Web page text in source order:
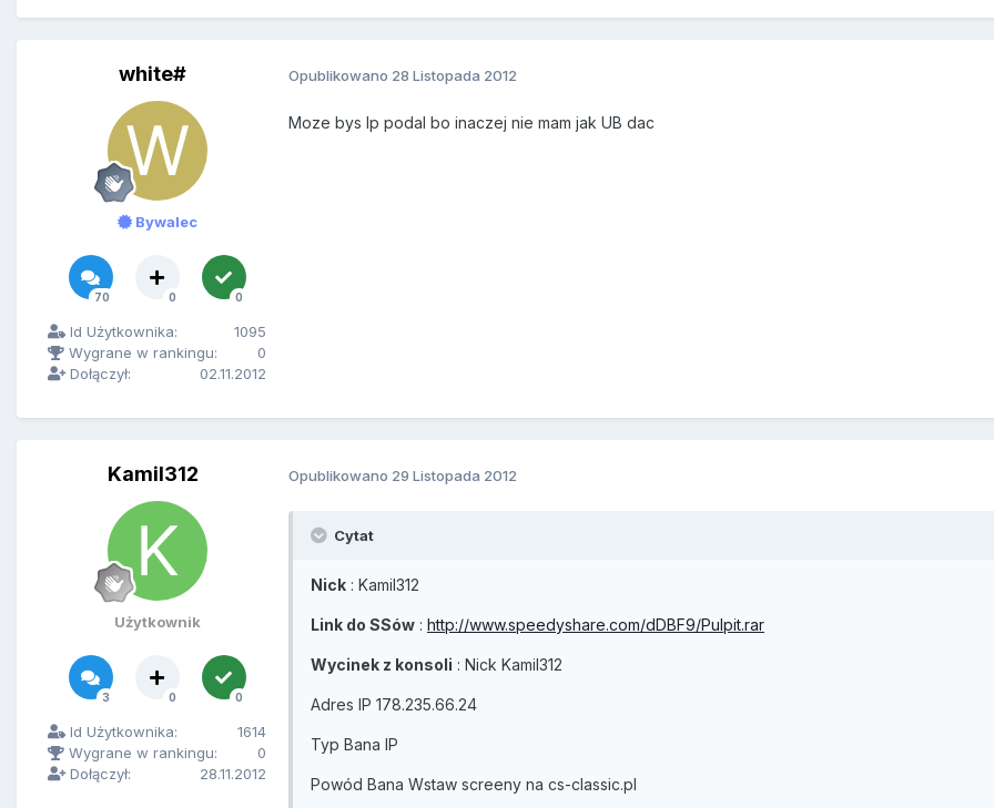
white#
Bywalec
70 0 0
Id Użytkownika:
1095
Wygrane w rankingu:
0
Dołączył:
02.11.2012
Opublikowano 28 Listopada 2012
Moze bys Ip podal bo inaczej nie mam jak UB dac
Kamil312
Użytkownik
3 0 0
Id Użytkownika:
1614
Wygrane w rankingu:
0
Dołączył:
28.11.2012
Opublikowano 29 Listopada 2012
Cytat
Nick : Kamil312
Link do SSów : http://www.speedyshare.com/dDBF9/Pulpit.rar
Wycinek z konsoli : Nick Kamil312
Adres IP 178.235.66.24
Typ Bana IP
Powód Bana Wstaw screeny na cs-classic.pl